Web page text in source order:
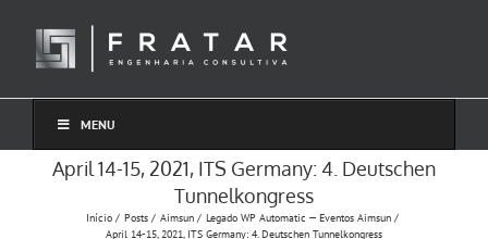
conteúdo
MENU
April 14-15, 2021, ITS Germany: 4. Deutschen
Tunnelkongress
Início Posts Aimsun
Legado WP Automatic — Eventos Aimsun
April 14-15, 2021, ITS Germany: 4. Deutschen Tunnelkongress